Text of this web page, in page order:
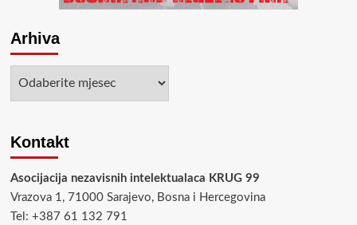
Arhiva
Kontakt
Asocijacija nezavisnih intelektualaca KRUG 99
Vrazova 1, 71000 Sarajevo, Bosna i Hercegovina
Tel: +387 61 132 791